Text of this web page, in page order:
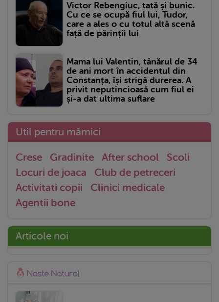
Victor Rebengiuc, tată și bunic.
Cu ce se ocupă fiul lui, Tudor,
care a ales o cu totul altă scenă
față de părinții lui
Mama lui Valentin, tânărul de 34
de ani mort în accidentul din
Constanța, își strigă durerea. A
privit neputincioasă cum fiul ei
și-a dat ultima suflare
Util pentru mămici
Crese Gradinite After school
Scoli
Locuri de joaca
Club de petreceri
Activitati copii
Clinici medicale
Agentii bone
Articole noi